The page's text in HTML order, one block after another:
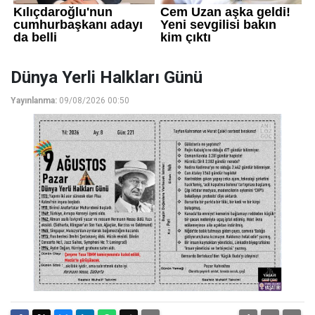
Dünya Yerli Halkları Günü
Yayınlanma: 09/08/2026 00:50